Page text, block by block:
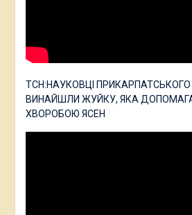
ТСН:НАУКОВЦІ ПРИКАРПАТСЬКОГО
ВИНАЙШЛИ ЖУЙКУ, ЯКА
ХВОРОБОЮ ЯСЕН